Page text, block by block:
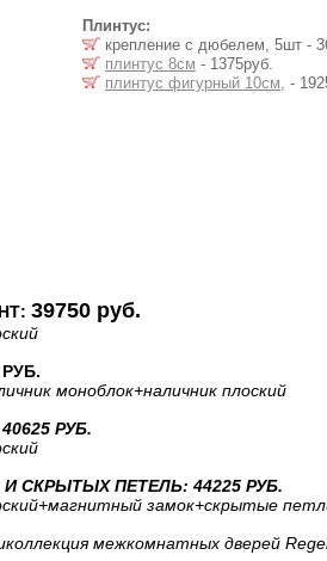
Плинтус:
крепление с дюбелем, 5шт -
плинтус 8см - 1375руб.
плинтус фигурный 10см, -
39750 руб.
моноблок+наличник плоский
РУБ.
СКРЫТЫХ ПЕТЕЛЬ: 44225 РУБ.
+магнитный замок+скрытые
межкомнатных дверей